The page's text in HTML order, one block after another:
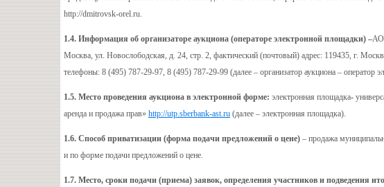
http://dmitrovsk-orel.ru.
1.4. Информация об организаторе аукциона (операторе электронной площадки) –АО
Москва, ул. Новослободская, д. 24, стр. 2, фактический (почтовый) адрес: 119435, г.
телефоны: 8 (495) 787-29-97, 8 (495) 787-29-99 (далее – организатор аукциона – оператор
1.5. Место проведения аукциона в электронной форме: электронная площадка-
аренда и продажа прав» http://utp.sberbank-ast.ru (далее – электронная площадка).
1.6. Способ приватизации (форма подачи предложений о цене) – продажа
и по форме подачи предложений о цене.
1.7. Место, сроки подачи (приема) заявок, определения участников и подведения